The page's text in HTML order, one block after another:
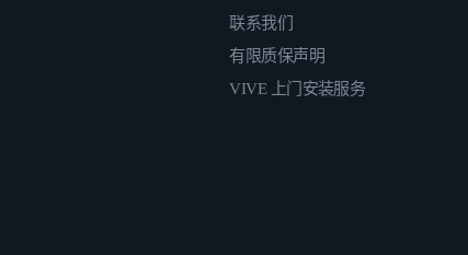
联系我们
有限质保声明
VIVE 上门安装服务